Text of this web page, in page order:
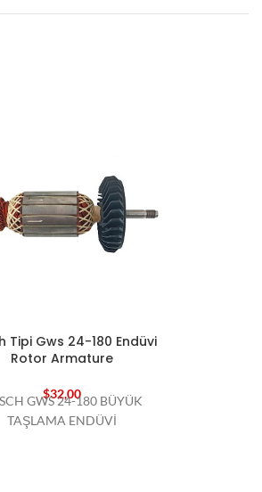
Tipi Gws 24-180 Endüvi
Rotor Armature
$32,00
GWS 24-180 BÜYÜK
TAŞLAMA ENDÜVİ